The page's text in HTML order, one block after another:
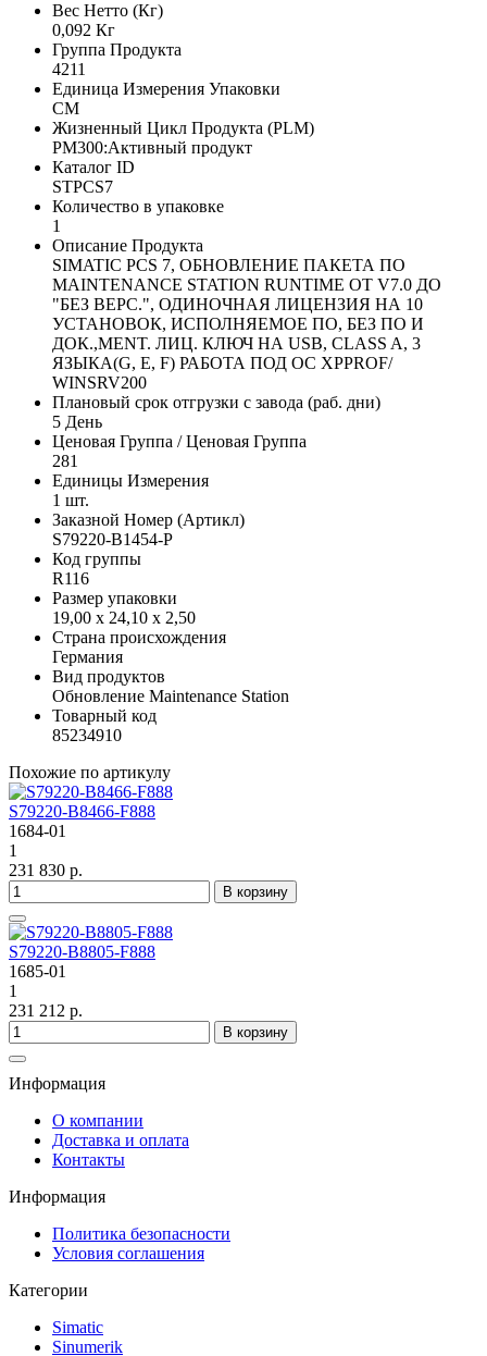
Вес Нетто (Кг)
0,092 Кг
Группа Продукта
4211
Единица Измерения Упаковки
CM
Жизненный Цикл Продукта (PLM)
PM300:Активный продукт
Каталог ID
STPCS7
Количество в упаковке
1
Описание Продукта
SIMATIC PCS 7, ОБНОВЛЕНИЕ ПАКЕТА ПО
MAINTENANCE STATION RUNTIME ОТ V7.0 ДО
"БЕЗ ВЕРС.", ОДИНОЧНАЯ ЛИЦЕНЗИЯ НА 10
УСТАНОВОК, ИСПОЛНЯЕМОЕ ПО, БЕЗ ПО И
ДОК.,MENT. ЛИЦ. КЛЮЧ НА USB, CLASS A, 3
ЯЗЫКА(G, E, F) РАБОТА ПОД ОС XPPROF/
WINSRV200
Плановый срок отгрузки с завода (раб. дни)
5 День
Ценовая Группа / Ценовая Группа
281
Единицы Измерения
1 шт.
Заказной Номер (Артикл)
S79220-B1454-P
Код группы
R116
Размер упаковки
19,00 x 24,10 x 2,50
Страна происхождения
Германия
Вид продуктов
Обновление Maintenance Station
Товарный код
85234910
Похожие по артикулу
S79220-B8466-F888
1684-01
1
231 830 р.
В корзину
S79220-B8805-F888
1685-01
1
231 212 р.
В корзину
Информация
О компании
Доставка и оплата
Контакты
Информация
Политика безопасности
Условия соглашения
Категории
Simatic
Sinumerik